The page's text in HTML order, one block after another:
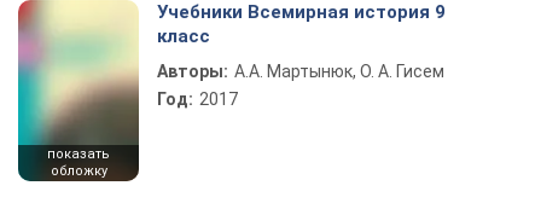
показать
обложку
Учебники Всемирная история 9
класс
Авторы: А.А. Мартынюк, О. А. Гисем
Год: 2017